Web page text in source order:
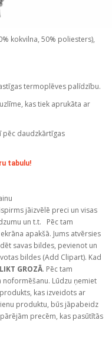
kokvilna, 50% poliesters),
termoplēves palīdzību.
kas tiek aprukāta ar
pēc daudzkārtīgas
tabulu!
jāizvēlē preci un visas
un t.t. Pēc tam
ekrāna apakšā. Jums atvērsies
savas bildes, pevienot un
bildes (Add Clipart). Kad
GROZĀ. Pēc tam
Lūdzu ņemiet
kas izveidots ar
produktu, būs jāpabeidz
precēm, kas pasūtītās